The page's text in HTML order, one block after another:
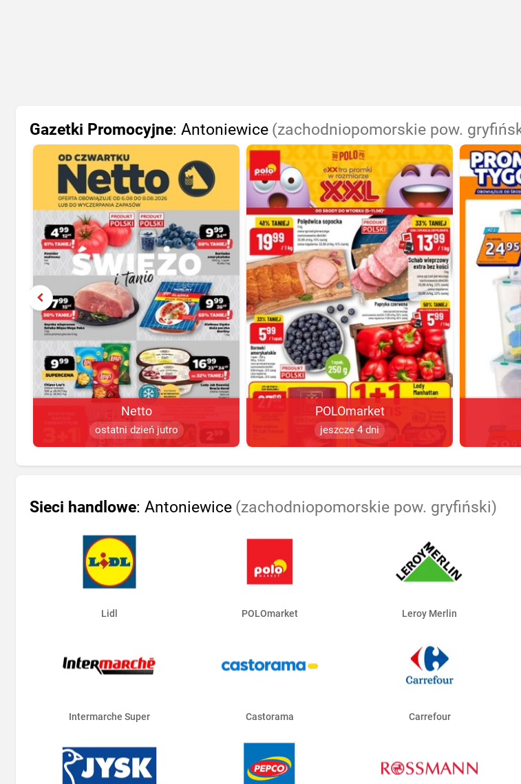
Gazetki Promocyjne: Antoniewice (zachodniopomorskie pow.
Netto
ostatni dzień jutro
POLOmarket
jeszcze 4 dni
Sieci handlowe: Antoniewice (zachodniopomorskie pow. gryfiński)
Lidl POLOmarket Leroy Merlin
Intermarche Super Castorama Carrefour